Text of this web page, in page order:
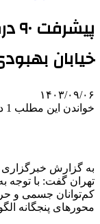
خیابان
۱۴۰۳/۰۹/۰۶
خواندن این مطلب 1 دقیقه زمان میبرد
تهران گفت: با توجه
کم‌توانان جسمی و
محورهای پنجگانه